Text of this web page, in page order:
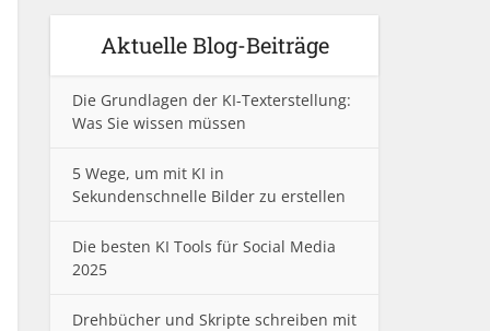
Aktuelle Blog-Beiträge
Die Grundlagen der KI-Texterstellung:
Was Sie wissen müssen
5 Wege, um mit KI in
Sekundenschnelle Bilder zu erstellen
Die besten KI Tools für Social Media
2025
Drehbücher und Skripte schreiben mit